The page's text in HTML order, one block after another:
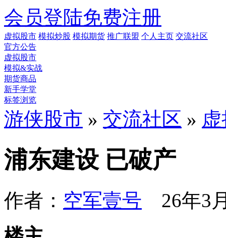
会员登陆免费注册
虚拟股市 模拟炒股 模拟期货 推广联盟 个人主页 交流社区
官方公告
虚拟股市
模拟&实战
期货商品
新手学堂
标签浏览
游侠股市 » 交流社区 »
浦东建设 已破产
作者： 空军壹号 26年3